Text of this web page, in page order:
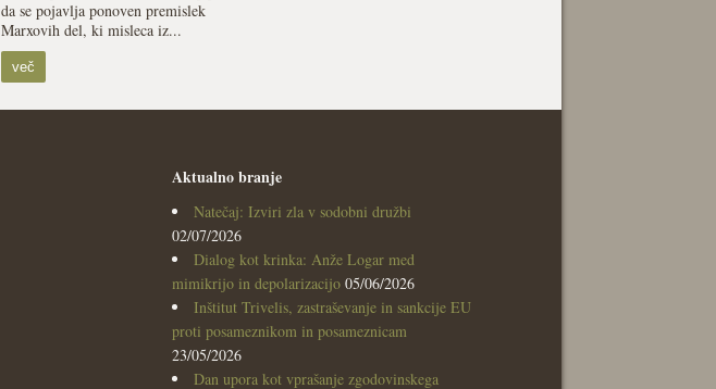
da se pojavlja ponoven premislek
Marxovih del, ki misleca iz...
več
Aktualno branje
Natečaj: Izviri zla v sodobni družbi
02/07/2026
Dialog kot krinka: Anže Logar med
mimikrijo in depolarizacijo 05/06/2026
Inštitut Trivelis, zastraševanje in sankcije EU
proti posameznikom in posameznicam
23/05/2026
Dan upora kot vprašanje zgodovinskega